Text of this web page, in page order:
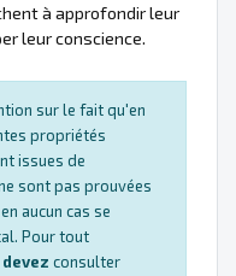
à approfondir leur
leur conscience.
sur le fait qu'en
propriétés
issues de
sont pas prouvées
aucun cas se
Pour tout
devez consulter